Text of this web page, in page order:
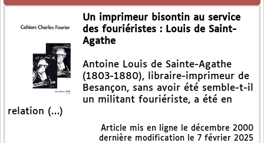
Un imprimeur bisontin au service
des fouriéristes : Louis de Saint-
Agathe
Antoine Louis de Sainte-Agathe
(1803-1880), libraire-imprimeur de
Besançon, sans avoir été semble-t-il
un militant fouriériste, a été en
relation (…)
Article mis en ligne le décembre 2000
dernière modification le 7 février 2025